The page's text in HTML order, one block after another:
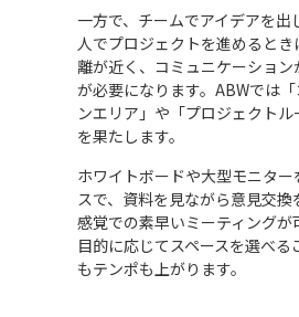
一方で、チームでアイデアを出
人でプロジェクトを進めると
離が近く、コミュニケーショ
が必要になります。ABWでは
ンエリア」や「プロジェクト
を果たします。
ホワイトボードや大型モニター
スで、資料を見ながら意見交
感覚での素早いミーティングが
目的に応じてスペースを選べる
もテンポも上がります。